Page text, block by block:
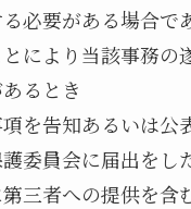
必要がある場合で
により当該事務の
るとき
を告知あるいは公
委員会に届出をし
三者への提供を含